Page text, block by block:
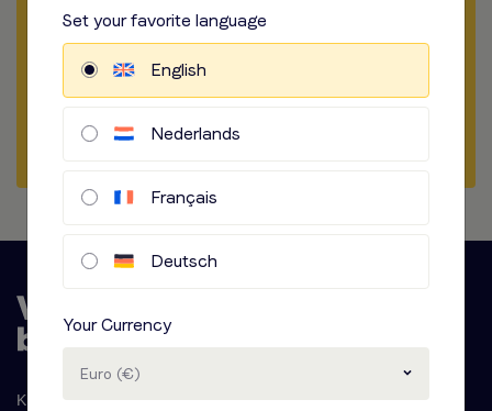
Manière d'enregistrer
​​​
Options audio
​​​
Démarrer la Commande
Krijn Taconiskade 286
Set your favorite language
English
Nederlands
Français
Deutsch
Your Currency
Euro (€)